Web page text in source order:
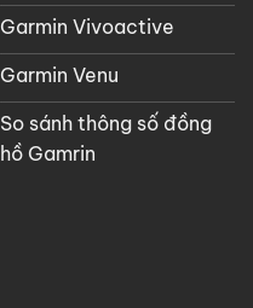
Garmin Vivoactive
Garmin Venu
So sánh thông số đồng
hồ Gamrin